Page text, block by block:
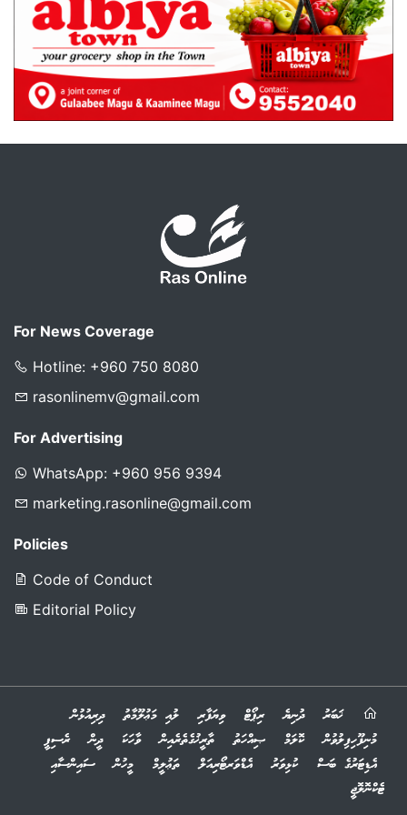
For News Coverage
Hotline: +960 750 8080
rasonlinemv@gmail.com
For Advertising
WhatsApp: +960 956 9394
marketing.rasonline@gmail.com
Policies
Code of Conduct
Editorial Policy
ޚަބަރު ދުނިޔެ ރިޕޯޓް ވިޔަފާރި ލުއި މަޢުލޫމާތު
ދިރިއުޅުން
މުނިފޫހިފިލުވުން
ކޮލަމް ޞިއްހަތު ތާރީޚުގެތެރެއިން ވާހަކަ ދީން
ރެސިޕީ
އެޑިޓަރުގެ ބަސް
ކުޅިވަރު އެޑްވަރޓޯރިއަލް ތަޢުލީމް މީހުން
ސައިންސާއި
ޓެކްނޮލޮޖީ